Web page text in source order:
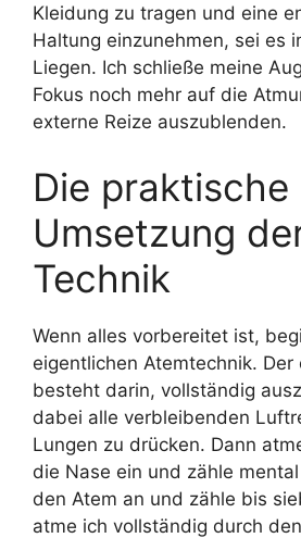
Kleidung zu tragen und eine
Haltung einzunehmen, sei es
Liegen. Ich schließe meine
Fokus noch mehr auf die
externe Reize auszublenden.
Die praktische
Umsetzung
Technik
Wenn alles vorbereitet ist,
eigentlichen Atemtechnik. Der
besteht darin, vollständig
dabei alle verbleibenden
Lungen zu drücken. Dann
die Nase ein und zähle
den Atem an und zähle bis
atme ich vollständig durch